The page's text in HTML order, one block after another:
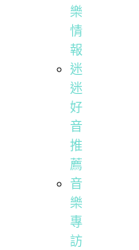
樂
情
報
迷
迷
好
音
推
薦
音
樂
專
訪